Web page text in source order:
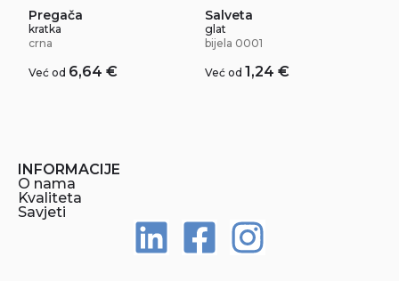
Pregača
kratka
crna
Već od 6,64€
Salveta
glat
bijela 0001
Već od 1,24 €
INFORMACIJE
O nama
Kvaliteta
Savjeti